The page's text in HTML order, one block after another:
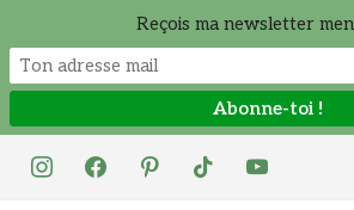
instagramfacebookpinteresttiktok youtube
Reçois ma newsletter